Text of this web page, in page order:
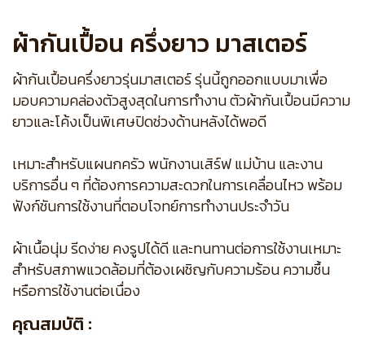
ผ้ากันเปื้อน ครึ่งยาว มาสเตอร์
ผ้ากันเปื้อนครึ่งยาวรุ่นมาสเตอร์ รุ่นนี้ถูกออกแบบมาเพื่อ
มอบความคล่องตัวสูงสุดในการทำงาน ตัวผ้ากันเปื้อนมีความ
ยาวและโค้งเป็นพิเศษปิดช่วงด้านหลังได้พอดี
เหมาะสำหรับแผนกครัว พนักงานเสิร์ฟ แม่บ้าน และงาน
บริการอื่น ๆ ที่ต้องการความสะดวกในการเคลื่อนไหว พร้อม
ฟังก์ชันการใช้งานที่ตอบโจทย์การทำงานประจำวัน
ผ้าเนื้อนุ่ม รีดง่าย คงรูปได้ดี และทนทานต่อการใช้งานเหมาะ
สำหรับสภาพแวดล้อมที่ต้องเผชิญกับความร้อน ความชื้น
หรือการใช้งานต่อเนื่อง
คุณสมบัติ :